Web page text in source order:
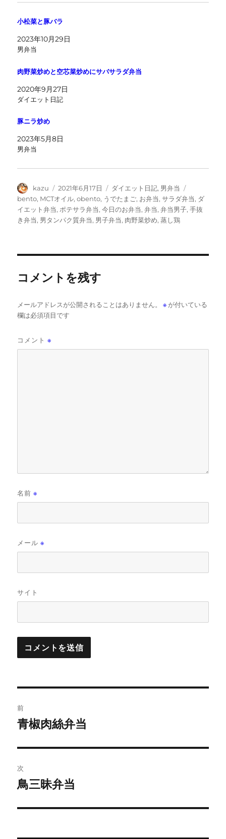
小松菜と豚バラ
2023年10月29日
男弁当
肉野菜炒めと空芯菜炒めにサバサラダ弁当
2020年9月27日
ダイエット日記
豚ニラ炒め
2023年5月8日
男弁当
投
稿
者
kazu
投
稿
日:
2021年6月17日
カ
テ
ゴ
リ
ダイエット日記, 男弁当
グ
bento, MCTオイル,obento, うでたまご, お弁当,サラダ弁当, ダ
イエット弁当,ポテサラ弁当,今日のお弁当,弁当,弁当男子,手抜
き弁当, 男タンパク質弁当, 男子弁当, 肉野菜炒め,蒸し鶏
コメントを残す
メールアドレスが公開されることはありません。 ※が付いている
欄は必須項目です
コメント※
名前※
メール※
サイト
稿
ビ
ゲ
ー
前
前
投
稿:
青椒肉絲弁当
次
次
投
鳥三昧弁当